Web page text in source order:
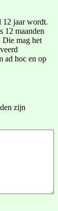
12 jaar wordt.
12 maanden
Die mag het
ad hoc en op
zijn